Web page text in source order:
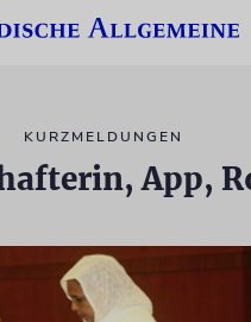
KURZMELDUNGEN
App,